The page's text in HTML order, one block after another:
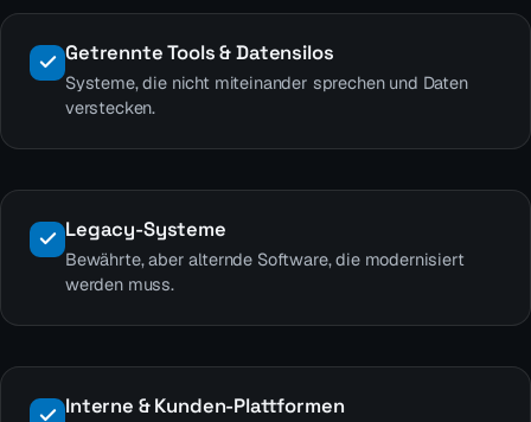
Getrennte Tools & Datensilos
Systeme, die nicht miteinander sprechen und Daten
verstecken.
Legacy-Systeme
Bewährte, aber alternde Software, die modernisiert
werden muss.
Interne & Kunden-Plattformen